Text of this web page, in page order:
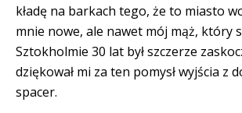
kładę na barkach tego, że to miasto
mnie nowe, ale nawet mój mąż, który
Sztokholmie 30 lat był szczerze
dziękował mi za ten pomysł wyjścia z
spacer.